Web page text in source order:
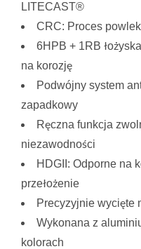
LITECAST®
CRC: Proces
6HPB + 1RB
na korozję
Podwójny system
zapadkowy
Ręczna funkcja
niezawodności
HDGII: Odporne na
przełożenie
Precyzyjnie wycięte
Wykonana z
kolorach